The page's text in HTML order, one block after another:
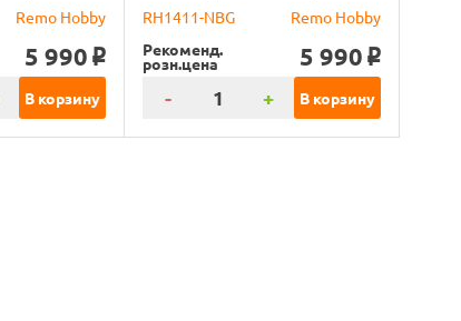
Remo Hobby
5 990 o
В корзину
RH1411-NBG
Remo Hobby
Рекоменд.
розн.цена 5 990 o
- + В корзину